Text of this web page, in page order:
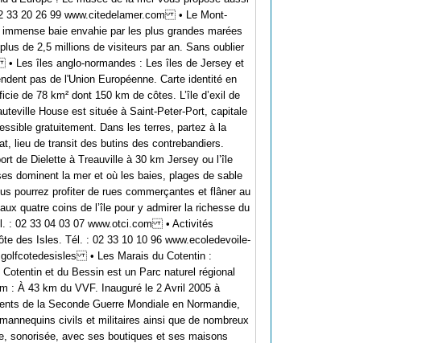
33 20 26 99 www.citedelamer.com • Le Mont-
baie envahie par les plus grandes marées
de 2,5 millions de visiteurs par an. Sans oublier
Les îles anglo-normandes : Les îles de Jersey et
pas de l'Union Européenne. Carte identité en
de 78 km² dont 150 km de côtes. L’île d’exil de
House est située à Saint-Peter-Port, capitale
gratuitement. Dans les terres, partez à la
lieu de transit des butins des contrebandiers.
de Dielette à Treauville à 30 km Jersey ou l’île
dominent la mer et où les baies, plages de sable
pourrez profiter de rues commerçantes et flâner au
quatre coins de l’île pour y admirer la richesse du
: 02 33 04 03 07 www.otci.com • Activités
des Isles. Tél. : 02 33 10 10 96 www.ecoledevoile-
• Les Marais du Cotentin :
et du Bessin est un Parc naturel régional
: À 43 km du VVF. Inauguré le 2 Avril 2005 à
de la Seconde Guerre Mondiale en Normandie,
civils et militaires ainsi que de nombreux
sonorisée, avec ses boutiques et ses maisons